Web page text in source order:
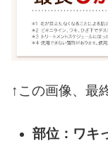
↑この画像、最
部位：ワキ